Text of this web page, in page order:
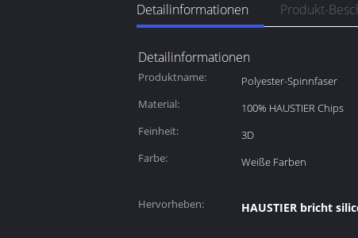
Detailinformationen Produkt-
Detailinformationen
Produktname: Polyester-Spinnfaser
Material:
100% HAUSTIER Chips
Feinheit:
3D
Farbe:
Weiße Farben
Hervorheben:
HAUSTIER bricht